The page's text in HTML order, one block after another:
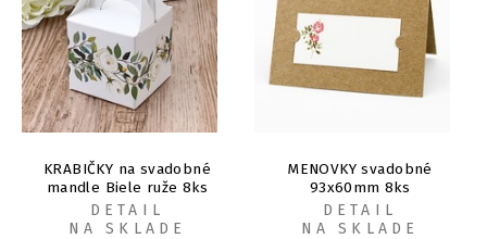
KRABIČKY na svadobné
mandle Biele ruže 8ks
DETAIL
NA SKLADE
MENOVKY svadobné
93x60mm 8ks
DETAIL
NA SKLADE